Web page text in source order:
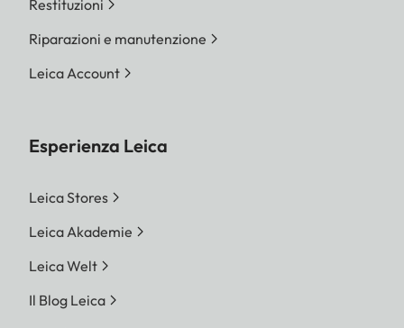
Restituzioni
Riparazioni e manutenzione
Leica Account
Esperienza Leica
Leica Stores
Leica Akademie
Leica Welt
Il Blog Leica